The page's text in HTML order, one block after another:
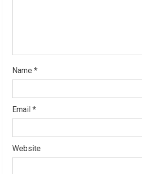
Name *
Email *
Website